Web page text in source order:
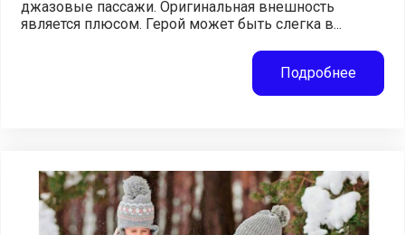
джазовые пассажи. Оригинальная внешность
является плюсом. Герой может быть слегка в...
Подробнее